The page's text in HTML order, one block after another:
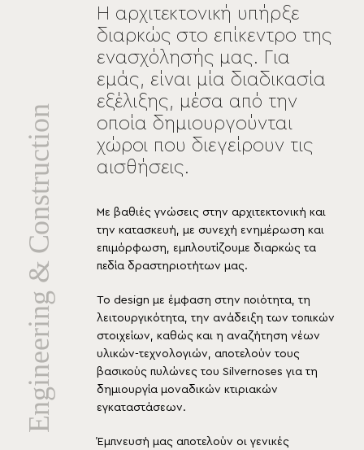
Η αρχιτεκτονική υπήρξε
διαρκώς στο επίκεντρο της
ενασχόλησής μας. Για
εμάς, είναι μία διαδικασία
εξέλιξης, μέσα από την
οποία δημιουργούνται
χώροι που διεγείρουν τις
αισθήσεις.
Με βαθιές γνώσεις στην αρχιτεκτονική και
την κατασκευή, με συνεχή ενημέρωση και
επιμόρφωση, εμπλουτίζουμε διαρκώς τα
πεδία δραστηριοτήτων μας.
Το design με έμφαση στην ποιότητα, τη
λειτουργικότητα, την ανάδειξη των τοπικών
στοιχείων, καθώς και η αναζήτηση νέων
υλικών-τεχνολογιών, αποτελούν τους
βασικούς πυλώνες του Silvernoses για τη
δημιουργία μοναδικών κτιριακών
εγκαταστάσεων.
Έμπνευσή μας αποτελούν οι γενικές